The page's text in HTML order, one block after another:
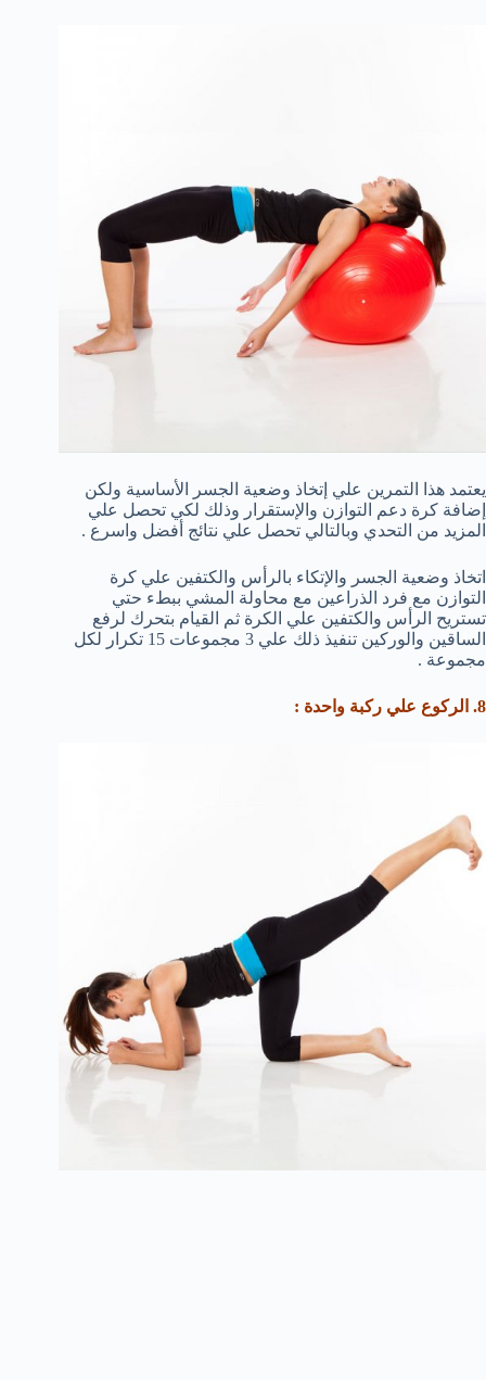
يعتمد هذا التمرين علي إتخاذ وضعية الجسر الأساسية ولكن
إضافة كرة دعم التوازن والإستقرار وذلك لكي تحصل علي
المزيد من التحدي وبالتالي تحصل علي نتائج أفضل واسرع .
اتخاذ وضعية الجسر والإتكاء بالرأس والكتفين علي كرة
التوازن مع فرد الذراعين مع محاولة المشي ببطء حتي
تستريح الرأس والكتفين علي الكرة ثم القيام بتحرك لرفع
الساقين والوركين تنفيذ ذلك علي 3 مجموعات 15 تكرار لكل
مجموعة .
8. الركوع علي ركبة واحدة :